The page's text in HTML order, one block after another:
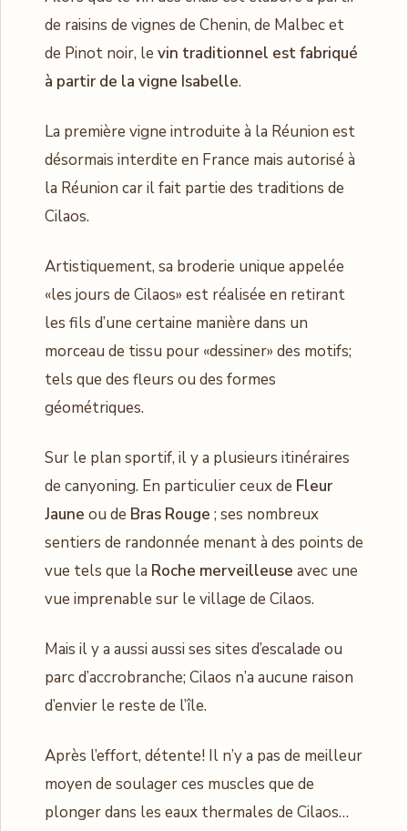
de raisins de vignes de Chenin, de Malbec et
de Pinot noir, le vin traditionnel est fabriqué
à partir de la vigne Isabelle.
La première vigne introduite à la Réunion est
désormais interdite en France mais autorisé à
la Réunion car il fait partie des traditions de
Cilaos.
Artistiquement, sa broderie unique appelée
«les jours de Cilaos» est réalisée en retirant
les fils d’une certaine manière dans un
morceau de tissu pour «dessiner» des motifs;
tels que des fleurs ou des formes
géométriques.
Sur le plan sportif, il y a plusieurs itinéraires
de canyoning. En particulier ceux de Fleur
Jaune ou de Bras Rouge ; ses nombreux
sentiers de randonnée menant à des points de
vue tels que la Roche merveilleuse avec une
vue imprenable sur le village de Cilaos.
Mais il y a aussi aussi ses sites d’escalade ou
parc d’accrobranche; Cilaos n’a aucune raison
d’envier le reste de l’île.
Après l’effort, détente! Il n’y a pas de meilleur
moyen de soulager ces muscles que de
plonger dans les eaux thermales de Cilaos…